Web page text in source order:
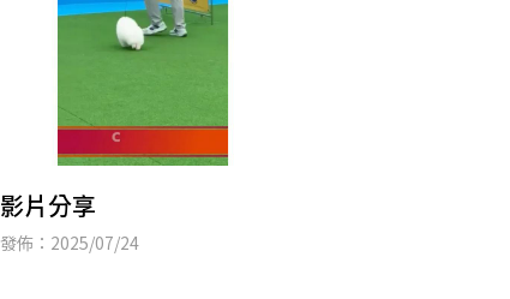
影片分享
發佈：2025/07/24